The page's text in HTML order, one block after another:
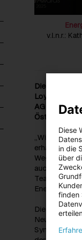
v.l.n.r.:
Die Energie
Loyal-
AG aus dem
Österreichs.
„Wir freuen
erhalten hat.
Weg und ist
auch an
Team, die
Energie AG-
Die
Diese
in die
über
finden